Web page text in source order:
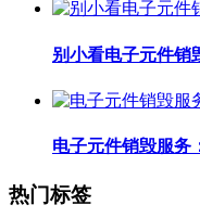
别小看电子元件销
电子元件销毁服务
热门标签